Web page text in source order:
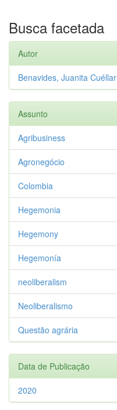
Busca facetada
Autor
Benavides, Juanita Cuéllar
Assunto
Agribusiness
Agronegócio
Colombia
Hegemonia
Hegemony
Hegemonía
neoliberalism
Neoliberalismo
Questão agrária
Data de Publicação
2020